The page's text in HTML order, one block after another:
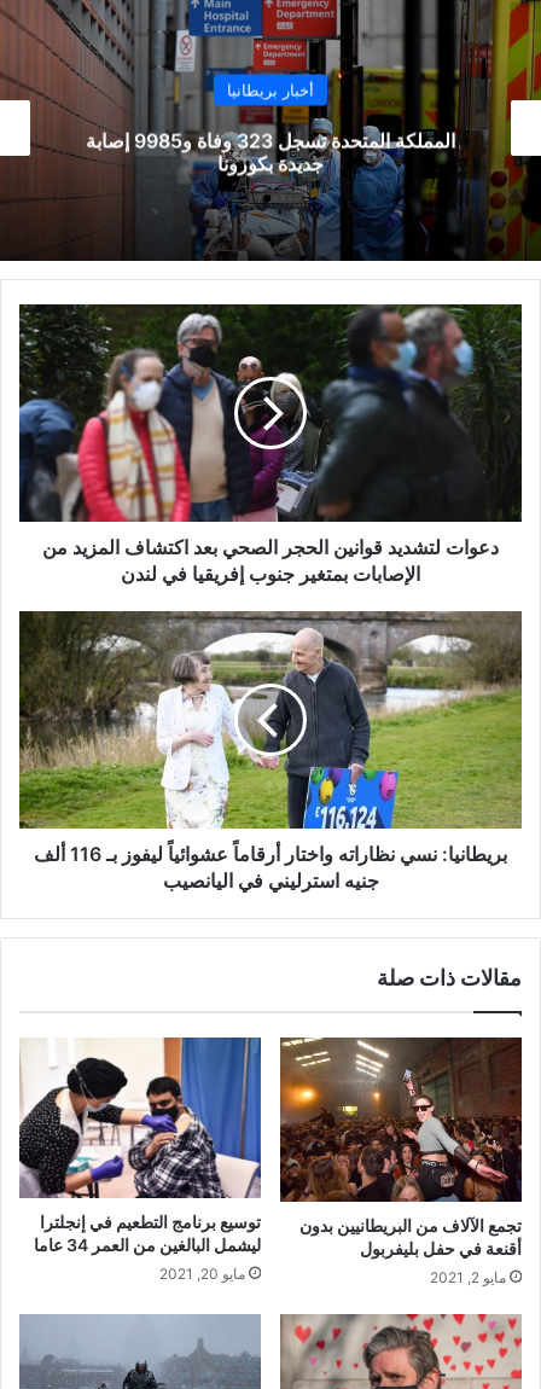
المملكة المتحدة تسجل 323 وفاة و9985 إصابة
أخبار بريطانيا
454 قتيلاً
دعوات
لتشديد
قوانين
الحجر
الصحي
اكتشاف
من
الإصابات
إفريقيا
في
لندن
دعوات لتشديد قوانين الحجر الصحي بعد اكتشاف المزيد من
الإصابات بمتغير جنوب إفريقيا في لندن
بريطانيا:
نسي
نظاراته
واختار
أرقاماً
عشوائياً
ليفوز
بـ
116
ألف
بريطانيا: نسي نظاراته واختار أرقاماً عشوائياً ليفوز بـ 116 ألف
جنيه استرليني في اليانصيب
مقالات ذات صلة
تجمع الآلاف من البريطانيين بدون
أقنعة في حفل بليفربول
مايو 2, 2021
توسيع برنامج التطعيم في إنجلترا
ليشمل البالغين من العمر 34 عاما
مايو 20, 2021